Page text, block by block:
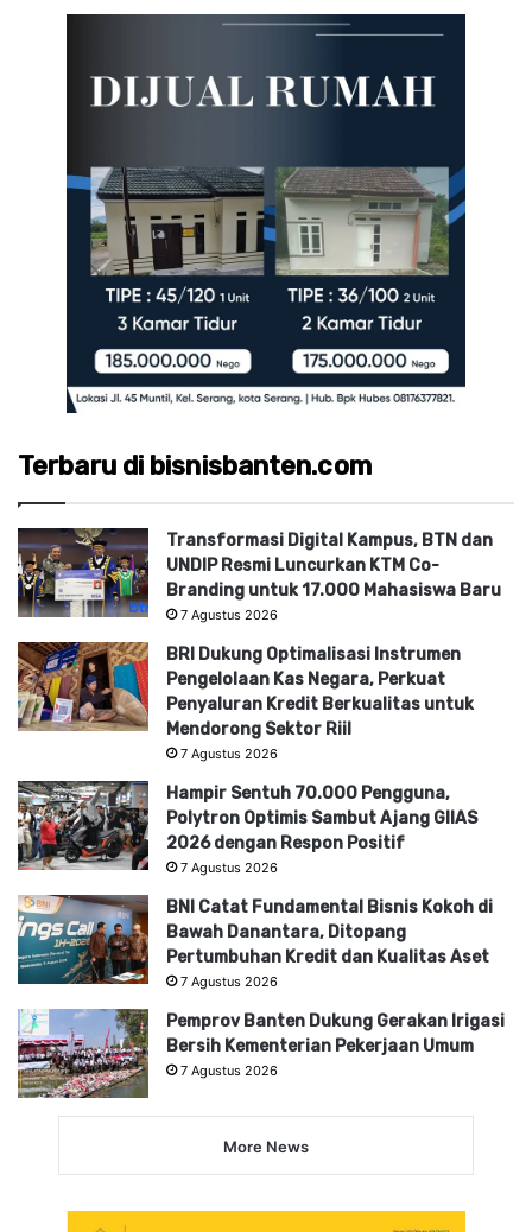
Terbaru di bisnisbanten.com
Transformasi Digital Kampus, BTN dan
UNDIP Resmi Luncurkan KTM Co-
Branding untuk 17.000 Mahasiswa Baru
7 Agustus 2026
BRI Dukung Optimalisasi Instrumen
Pengelolaan Kas Negara, Perkuat
Penyaluran Kredit Berkualitas untuk
Mendorong Sektor Riil
7 Agustus 2026
Hampir Sentuh 70.000 Pengguna,
Polytron Optimis Sambut Ajang GIIAS
2026 dengan Respon Positif
7 Agustus 2026
BNI Catat Fundamental Bisnis Kokoh di
Bawah Danantara, Ditopang
Pertumbuhan Kredit dan Kualitas Aset
7 Agustus 2026
Pemprov Banten Dukung Gerakan Irigasi
Bersih Kementerian Pekerjaan Umum
7 Agustus 2026
More News